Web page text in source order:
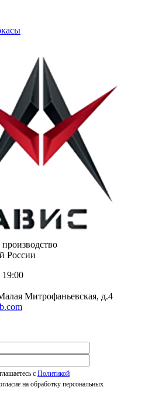
России
Митрофаньевская, д.4
Политикой